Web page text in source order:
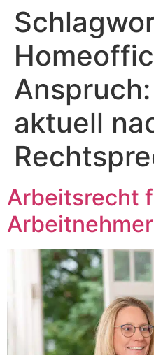
Zum
Inhalt
springen
aktuell
Arbeitsrecht
Arbeitnehmer